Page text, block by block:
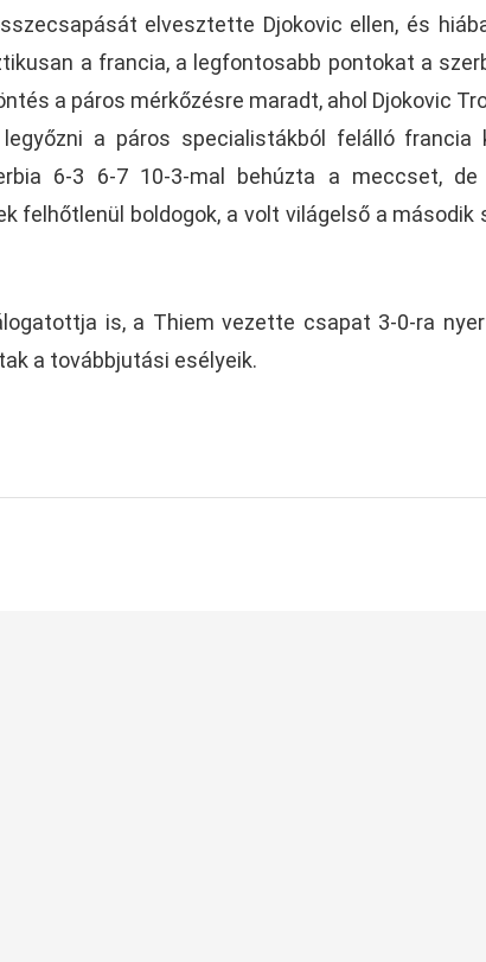
elvesztette Djokovic ellen, és
a francia, a legfontosabb pontokat a
a páros mérkőzésre maradt, ahol Djokovic
a páros specialistákból felálló francia
6-3 6-7 10-3-mal behúzta a meccset, de
felhőtlenül boldogok, a volt világelső a második
is, a Thiem vezette csapat 3-0-ra
a továbbjutási esélyeik.